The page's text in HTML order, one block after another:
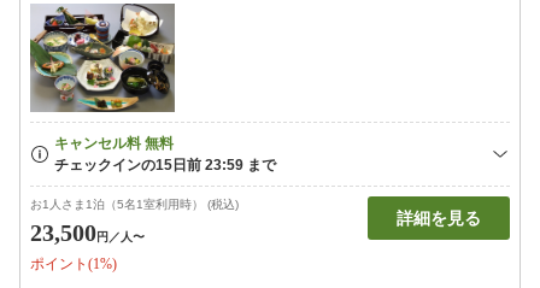
お1人さま1泊（5名1室利用時） (税込)
23,500円 ／人〜
ポイント(1%)
詳細を見る